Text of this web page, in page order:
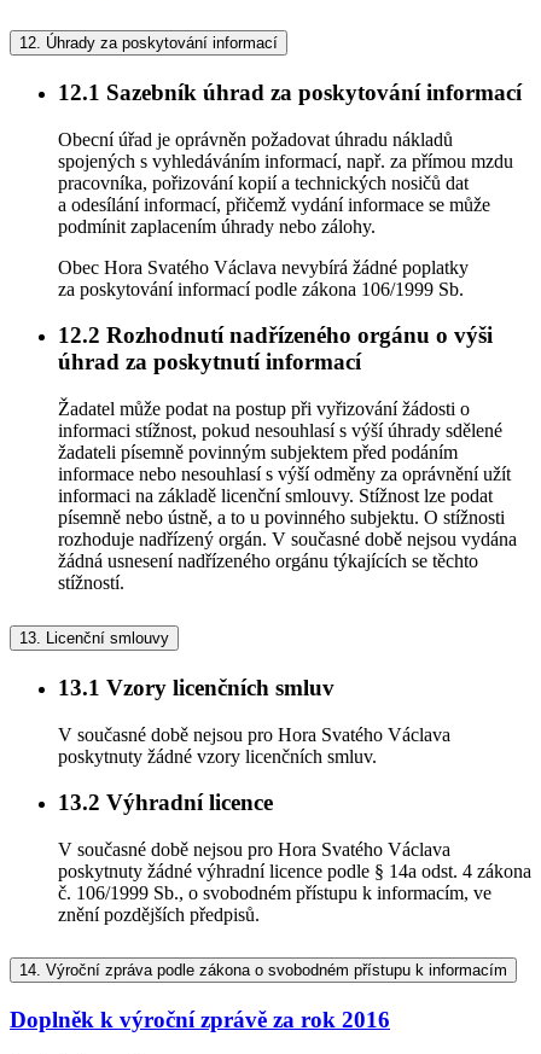
12. Úhrady za poskytování informací
12.1 Sazebník úhrad za poskytování informací
Obecní úřad je oprávněn požadovat úhradu nákladů
spojených s vyhledáváním informací, např. za přímou mzdu
pracovníka, pořizování kopií a technických nosičů dat
a odesílání informací, přičemž vydání informace se může
podmínit zaplacením úhrady nebo zálohy.
Obec Hora Svatého Václava nevybírá žádné poplatky
za poskytování informací podle zákona 106/1999 Sb.
12.2 Rozhodnutí nadřízeného orgánu o výši
úhrad za poskytnutí informací
Žadatel může podat na postup při vyřizování žádosti o
informaci stížnost, pokud nesouhlasí s výší úhrady sdělené
žadateli písemně povinným subjektem před podáním
informace nebo nesouhlasí s výší odměny za oprávnění užít
informaci na základě licenční smlouvy. Stížnost lze podat
písemně nebo ústně, a to u povinného subjektu. O stížnosti
rozhoduje nadřízený orgán. V současné době nejsou vydána
žádná usnesení nadřízeného orgánu týkajících se těchto
stížností.
13. Licenční smlouvy
13.1 Vzory licenčních smluv
V současné době nejsou pro Hora Svatého Václava
poskytnuty žádné vzory licenčních smluv.
13.2 Výhradní licence
V současné době nejsou pro Hora Svatého Václava
poskytnuty žádné výhradní licence podle § 14a odst. 4 zákona
č. 106/1999 Sb., o svobodném přístupu k informacím, ve
znění pozdějších předpisů.
14. Výroční zpráva podle zákona o svobodném přístupu k informacím
Doplněk k výroční zprávě za rok 2016